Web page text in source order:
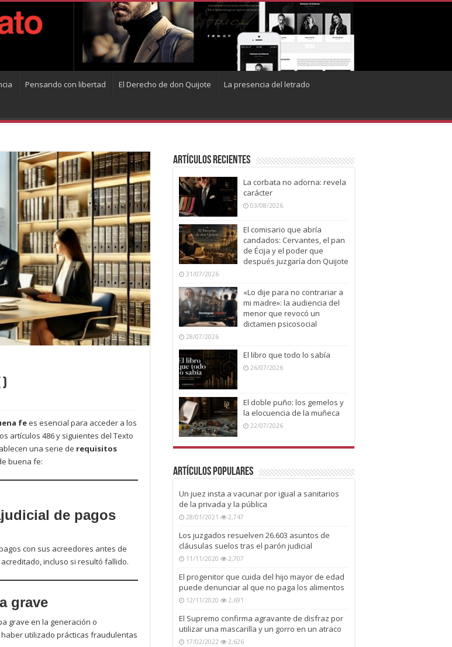
Pensando con libertad El Derecho de don Quijote La presencia del letrado
fees esencial para acceder a los
artículos 486 y siguientes del Texto
una serie de requisitos
buena fe:
de pagos
con sus acreedores antes de
incluso si resultó fallido.
grave
grave en la generación o
utilizado prácticas fraudulentas
Artículos recientes
La corbata no adorna: revela
carácter
03/08/2026
El comisario que abría
candados: Cervantes, el pan
de Écija y el poder que
después juzgaría don Quijote
31/07/2026
«Lo dije para no contrariar a
mi madre»: la audiencia del
menor que revocó un
dictamen psicosocial
28/07/2026
El libro que todo lo sabía
26/07/2026
El doble puño: los gemelos y
la elocuencia de la muñeca
22/07/2026
Artículos Populares
Un juez insta a vacunar por igual a sanitarios
de la privada y la pública
28/01/2021 2,747
Los juzgados resuelven 26.603 asuntos de
cláusulas suelos tras el parón judicial
11/11/2020 2,707
El progenitor que cuida del hijo mayor de edad
puede denunciar al que no paga los alimentos
12/11/2020 2,691
El Supremo confirma agravante de disfraz por
utilizar una mascarilla y un gorro en un atraco
17/02/2022 2,626